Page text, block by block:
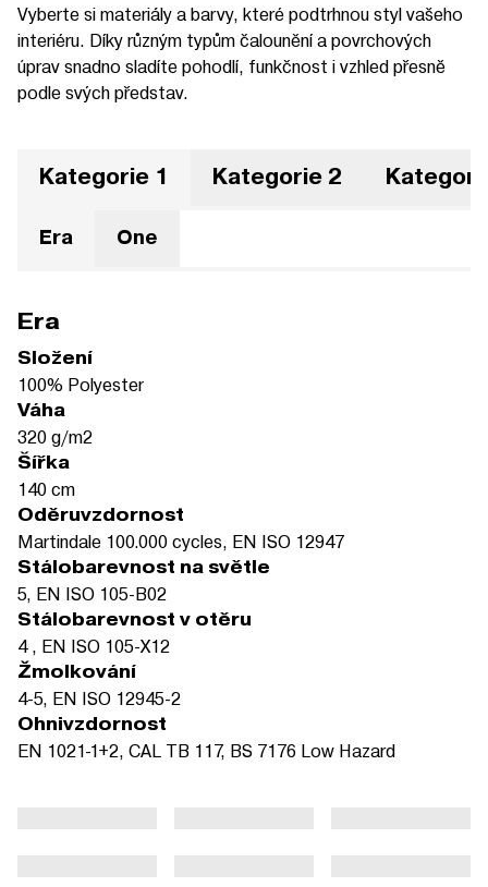
Vyberte si materiály a barvy, které podtrhnou styl vašeho
interiéru. Díky různým typům čalounění a povrchových
úprav snadno sladíte pohodlí, funkčnost i vzhled přesně
podle svých představ.
Kategorie 1 Kategorie 2
Era One
Era
Složení
100% Polyester
Váha
320 g/m2
Šířka
140 cm
Oděruvzdornost
Martindale 100.000 cycles, EN ISO 12947
Stálobarevnost na světle
5, EN ISO 105-B02
Stálobarevnost v otěru
4 , EN ISO 105-X12
Žmolkování
4-5, EN ISO 12945-2
Ohnivzdornost
EN 1021-1+2, CAL TB 117, BS 7176 Low Hazard